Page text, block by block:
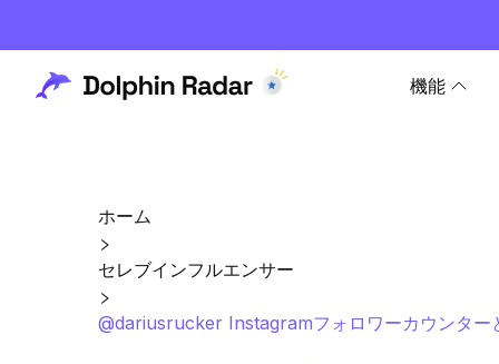
機能
ホーム
セレブインフルエンサー
@dariusrucker Instagramフォロワーカウンター